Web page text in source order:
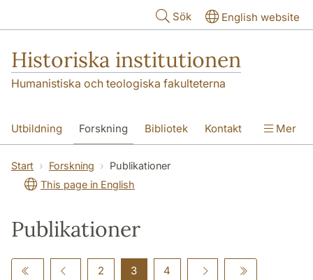
Sök English website
Historiska institutionen
Humanistiska och teologiska fakulteterna
Utbildning Forskning Bibliotek Kontakt
Om institutionen
Mer
Start Forskning
Publikationer
This page in English
Publikationer
2 3 4